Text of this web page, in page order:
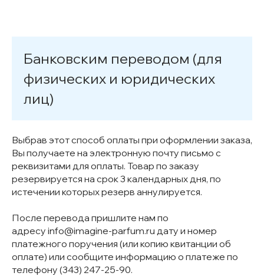
Банковским переводом (для
физических и юридических
лиц)
Выбрав этот способ оплаты при оформлении заказа,
Вы получаете на электронную почту письмо с
реквизитами для оплаты. Товар по заказу
резервируется на срок 3 календарных дня, по
истечении которых резерв аннулируется.
После перевода пришлите нам по
адресу info@imagine-parfum.ru дату и номер
платежного поручения (или копию квитанции об
оплате) или сообщите информацию о платеже по
телефону (343) 247-25-90.